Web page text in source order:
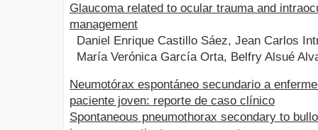
Glaucoma related to ocular trauma and
management
Daniel Enrique Castillo Sáez, Jean Carlos
María Verónica García Orta, Belfry Alsué
Neumotórax espontáneo secundario a
paciente joven: reporte de caso clínico
Spontaneous pneumothorax secondary to